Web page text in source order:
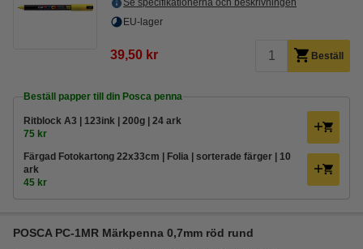
Se specifikationerna och beskrivningen
EU-lager
39,50 kr Beställ
Beställ papper till din Posca penna
Ritblock A3 | 123ink | 200g | 24 ark
75 kr
Färgad Fotokartong 22x33cm | Folia | sorterade färger | 10
ark
45 kr
POSCA PC-1MR Märkpenna 0,7mm röd rund